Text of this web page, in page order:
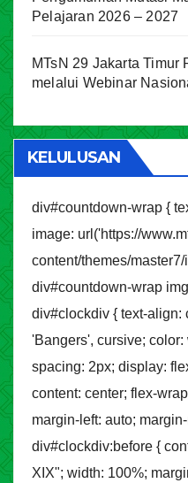
Pelajaran 2026 – 2027
MTsN 29 Jakarta Timur
melalui Webinar
KELULUSAN
div#countdown-wrap {
image: url('https://
content/themes/
div#countdown-wrap
div#clockdiv { text-align:
'Bangers', cursive;
spacing: 2px; display:
content: center; flex-
margin-left: auto;
div#clockdiv:before {
XIX"; width: 100%;